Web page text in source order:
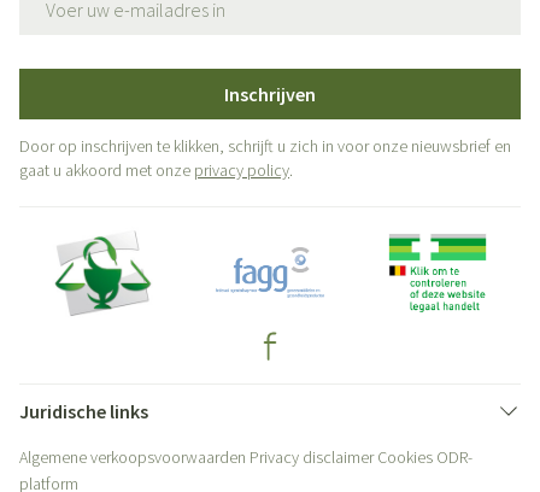
Inschrijven
Door op inschrijven te klikken, schrijft u zich in voor onze nieuwsbrief en
gaat u akkoord met onze privacy policy.
Juridische links
Algemene verkoopsvoorwaarden Privacy disclaimer Cookies ODR-
platform